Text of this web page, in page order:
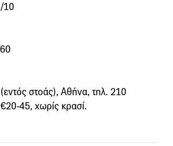
10
στοάς), Αθήνα, τηλ. 210
45, χωρίς κρασί.